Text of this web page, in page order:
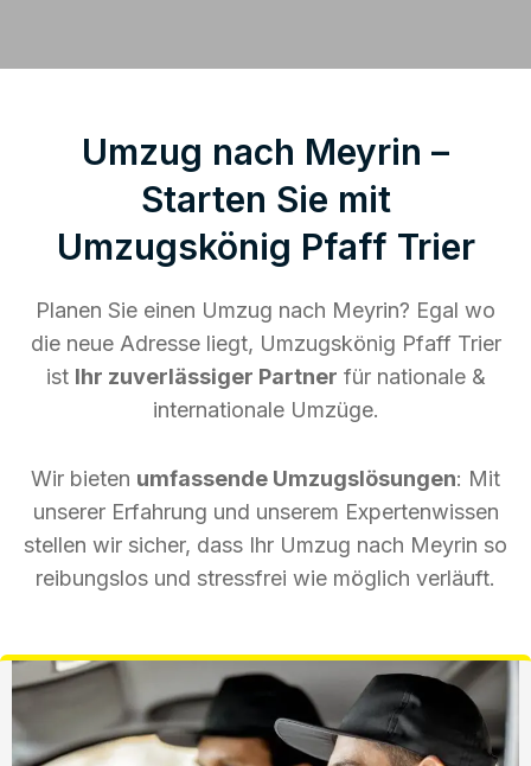
Umzug nach Meyrin –
Starten Sie mit
Umzugskönig Pfaff Trier
Planen Sie einen Umzug nach Meyrin? Egal wo
die neue Adresse liegt, Umzugskönig Pfaff Trier
ist Ihr zuverlässiger Partner für nationale &
internationale Umzüge.
Wir bieten umfassende Umzugslösungen: Mit
unserer Erfahrung und unserem Expertenwissen
stellen wir sicher, dass Ihr Umzug nach Meyrin so
reibungslos und stressfrei wie möglich verläuft.